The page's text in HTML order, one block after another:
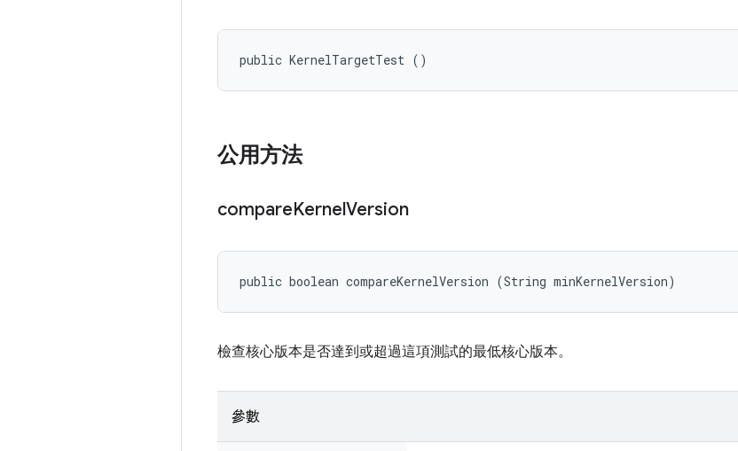
public KernelTargetTest ()
公用方法
compareKernelVersion
public boolean compareKernelVersion (String minKernelVersion)
檢查核心版本是否達到或超過這項測試的最低核心版本。
參數